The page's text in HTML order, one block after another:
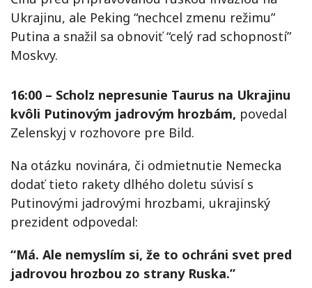
Ukrajinu, ale Peking “nechcel zmenu režimu”
Putina a snažil sa obnoviť “celý rad schopností”
Moskvy.
16:00 – Scholz nepresunie Taurus na Ukrajinu
kvôli Putinovým jadrovým hrozbám, povedal
Zelenskyj v rozhovore pre Bild.
Na otázku novinára, či odmietnutie Nemecka
dodať tieto rakety dlhého doletu súvisí s
Putinovými jadrovými hrozbami, ukrajinský
prezident odpovedal:
“Má. Ale nemyslím si, že to ochráni svet pred
jadrovou hrozbou zo strany Ruska.”